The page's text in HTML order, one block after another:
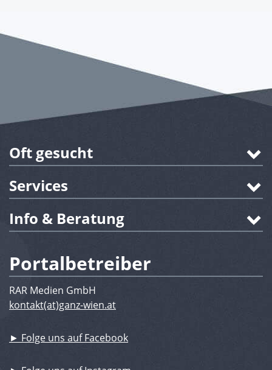
Oft gesucht
Services
Info & Beratung
Portalbetreiber
RAR Medien GmbH
kontakt(at)ganz-wien.at
► Folge uns auf Facebook